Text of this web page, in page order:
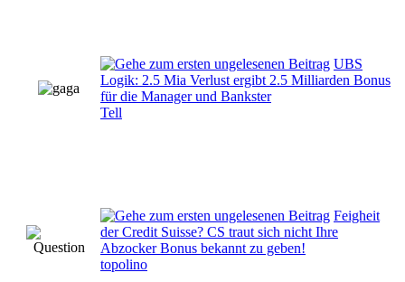
UBS
Logik: 2.5 Mia Verlust ergibt 2.5 Milliarden Bonus
für die Manager und Bankster
Tell
Feigheit
der Credit Suisse? CS traut sich nicht Ihre
Abzocker Bonus bekannt zu geben!
topolino